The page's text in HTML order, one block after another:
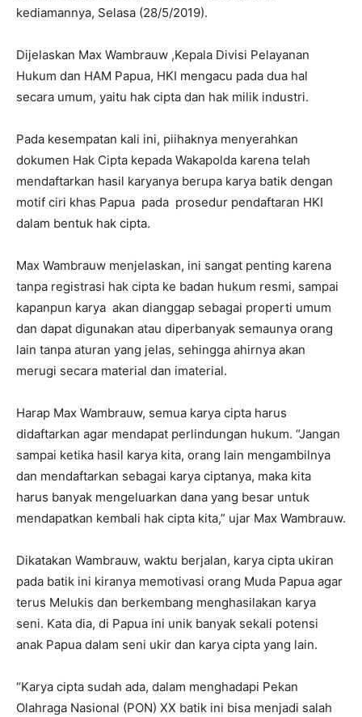
kediamannya, Selasa (28/5/2019).
Dijelaskan Max Wambrauw ,Kepala Divisi Pelayanan
Hukum dan HAM Papua, HKI mengacu pada dua hal
secara umum, yaitu hak cipta dan hak milik industri.
Pada kesempatan kali ini, piihaknya menyerahkan
dokumen Hak Cipta kepada Wakapolda karena telah
mendaftarkan hasil karyanya berupa karya batik dengan
motif ciri khas Papua pada prosedur pendaftaran HKI
dalam bentuk hak cipta.
Max Wambrauw menjelaskan, ini sangat penting karena
tanpa registrasi hak cipta ke badan hukum resmi, sampai
kapanpun karya akan dianggap sebagai properti umum
dan dapat digunakan atau diperbanyak semaunya orang
lain tanpa aturan yang jelas, sehingga ahirnya akan
merugi secara material dan imaterial.
Harap Max Wambrauw, semua karya cipta harus
didaftarkan agar mendapat perlindungan hukum. “Jangan
sampai ketika hasil karya kita, orang lain mengambilnya
dan mendaftarkan sebagai karya ciptanya, maka kita
harus banyak mengeluarkan dana yang besar untuk
mendapatkan kembali hak cipta kita,” ujar Max Wambrauw.
Dikatakan Wambrauw, waktu berjalan, karya cipta ukiran
pada batik ini kiranya memotivasi orang Muda Papua agar
terus Melukis dan berkembang menghasilakan karya
seni. Kata dia, di Papua ini unik banyak sekali potensi
anak Papua dalam seni ukir dan karya cipta yang lain.
“Karya cipta sudah ada, dalam menghadapi Pekan
Olahraga Nasional (PON) XX batik ini bisa menjadi salah